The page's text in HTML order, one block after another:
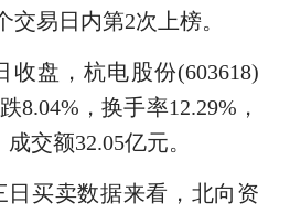
交易日内第2次上榜。
收盘，杭电股份(603618)
8.04%，换手率12.29%，
交额32.05亿元。
日买卖数据来看，北向资